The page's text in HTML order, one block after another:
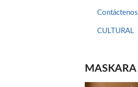
Contáctenos
CULTURAL
MASKARA